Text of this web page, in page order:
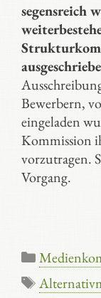
segensreich
Bewerbern,
eingeladen
Kommission
vorzutragen.
Vorgang.
Kategorien